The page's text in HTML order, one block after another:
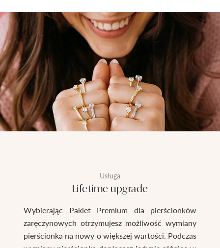
Usługa
Lifetime upgrade
Wybierając Pakiet Premium dla pierścionków
zaręczynowych otrzymujesz możliwość wymiany
pierścionka na nowy o większej wartości. Podczas